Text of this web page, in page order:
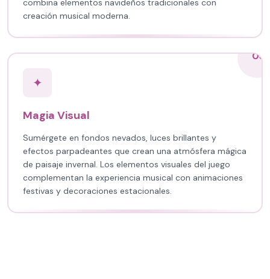
combina elementos navideños tradicionales con
creación musical moderna.
03
✦
Magia Visual
Sumérgete en fondos nevados, luces brillantes y
efectos parpadeantes que crean una atmósfera mágica
de paisaje invernal. Los elementos visuales del juego
complementan la experiencia musical con animaciones
festivas y decoraciones estacionales.